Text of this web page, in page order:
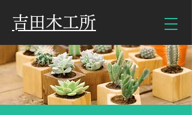
​吉田木工所